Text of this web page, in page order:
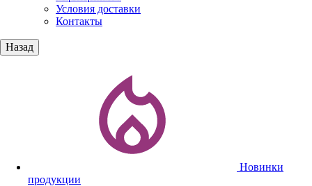
Условия доставки
Контакты
Назад
Новинки
продукции